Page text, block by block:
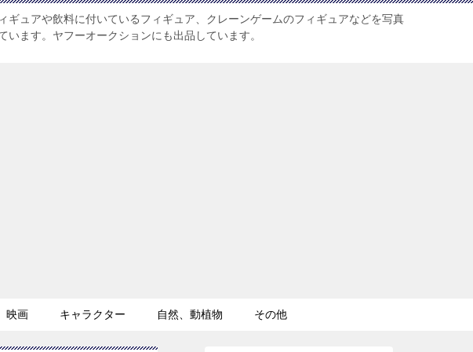
ギュアや飲料に付いているフィギュア、クレーンゲームのフィギュアなどを写真
います。ヤフーオークションにも出品しています。
映画 キャラクター 自然、動植物 その他